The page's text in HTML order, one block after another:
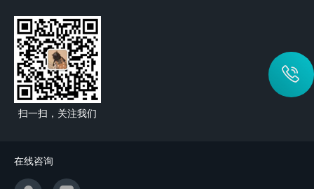
扫一扫，关注我们
在线咨询